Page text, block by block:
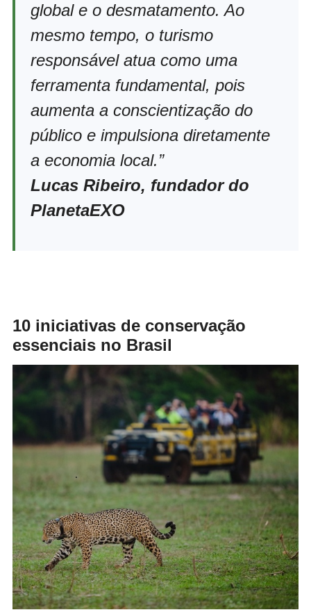
global e o desmatamento. Ao
mesmo tempo, o turismo
responsável atua como uma
ferramenta fundamental, pois
aumenta a conscientização do
público e impulsiona diretamente
a economia local.”
Lucas Ribeiro, fundador do
PlanetaEXO
10 iniciativas de conservação
essenciais no Brasil